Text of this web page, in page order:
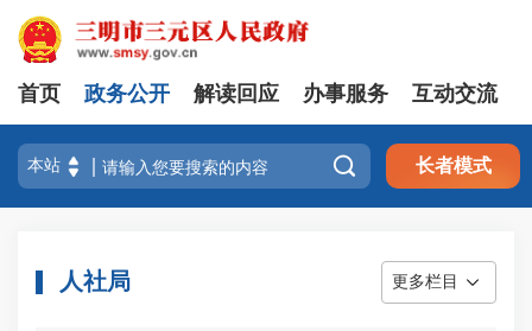
首页 政务公开 解读回应 办事服务 互动交流
 长者模式
人社局 更多栏目